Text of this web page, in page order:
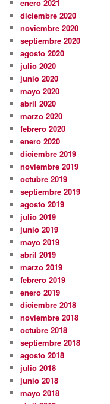
enero 2021
diciembre 2020
noviembre 2020
septiembre 2020
agosto 2020
julio 2020
junio 2020
mayo 2020
abril 2020
marzo 2020
febrero 2020
enero 2020
diciembre 2019
noviembre 2019
octubre 2019
septiembre 2019
agosto 2019
julio 2019
junio 2019
mayo 2019
abril 2019
marzo 2019
febrero 2019
enero 2019
diciembre 2018
noviembre 2018
octubre 2018
septiembre 2018
agosto 2018
julio 2018
junio 2018
mayo 2018